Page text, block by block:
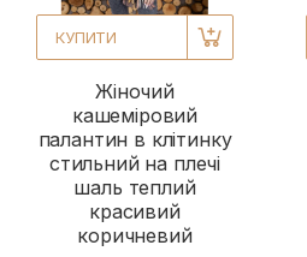
КУПИТИ
Жіночий
кашеміровий
палантин в клітинку
стильний на плечі
шаль теплий
красивий
коричневий